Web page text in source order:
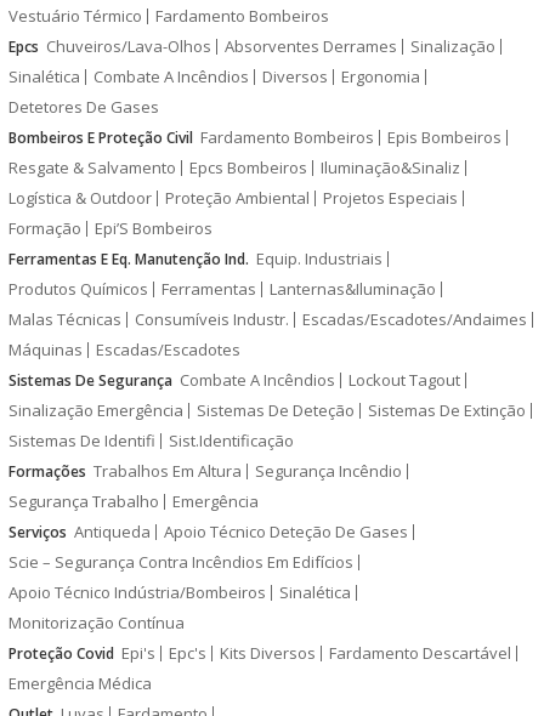
Vestuário Térmico
Fardamento Bombeiros
Epcs Chuveiros/Lava-Olhos Absorventes Derrames
Sinalização
Sinalética
Combate A Incêndios Diversos
Ergonomia
Detetores De Gases
Bombeiros E Proteção Civil Fardamento Bombeiros
Epis Bombeiros
Resgate & Salvamento
Epcs Bombeiros
Iluminação&Sinaliz
Logística & Outdoor
Proteção Ambiental
Projetos Especiais
Formação
Epi’S Bombeiros
Ferramentas E Eq. Manutenção Ind. Equip. Industriais
Produtos Químicos
Ferramentas
Lanternas&Iluminação
Malas Técnicas
Consumíveis Industr.
Escadas/Escadotes/Andaimes
Máquinas
Escadas/Escadotes
Sistemas De Segurança Combate A Incêndios
Lockout Tagout
Sinalização Emergência
Sistemas De Deteção
Sistemas De Extinção
Sistemas De Identifi
Sist.Identificação
Formações Trabalhos Em Altura
Segurança Incêndio
Segurança Trabalho
Emergência
Serviços Antiqueda
Apoio Técnico Deteção De Gases
Scie – Segurança Contra Incêndios Em Edifícios
Apoio Técnico Indústria/Bombeiros
Sinalética
Monitorização Contínua
Proteção Covid Epi's Epc's Kits Diversos
Fardamento Descartável
Emergência Médica